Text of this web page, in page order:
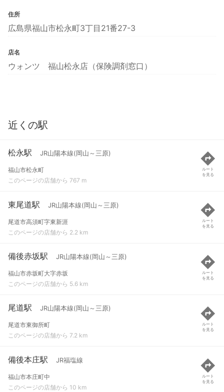
住所
広島県福山市松永町3丁目21番27-3
店名
ウォンツ 福山松永店（保険調剤窓口）
近くの駅
松永駅 JR山陽本線(岡山～三原)
福山市松永町
このページの店舗から 767 m
ルート
を見る
東尾道駅 JR山陽本線(岡山～三原)
尾道市高須町字東新涯
このページの店舗から 2.2 km
ルート
を見る
備後赤坂駅 JR山陽本線(岡山～三原)
福山市赤坂町大字赤坂
このページの店舗から 5.6 km
ルート
を見る
尾道駅 JR山陽本線(岡山～三原)
尾道市東御所町
このページの店舗から 7.2 km
ルート
を見る
備後本庄駅 JR福塩線
福山市本庄町中
このページの店舗から 10 km
ルート
を見る